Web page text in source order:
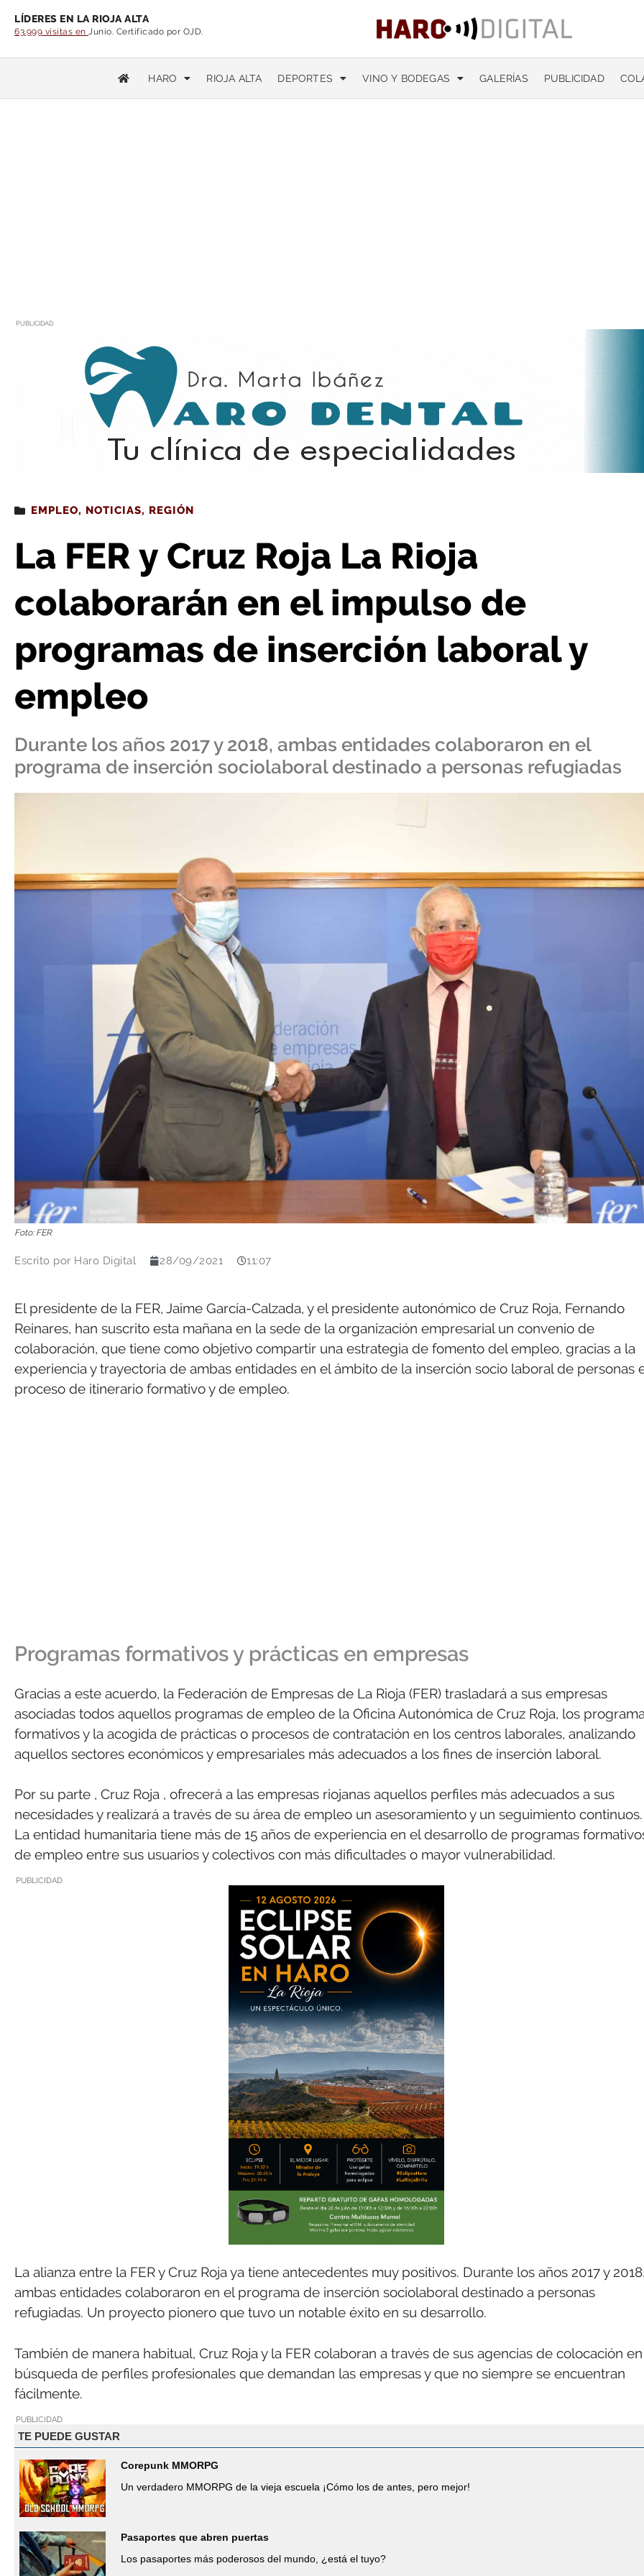
LÍDERES EN LA RIOJA ALTA
63.999 visitas en Junio. Certificado por OJD.
HARO RIOJA ALTA DEPORTES VINO Y BODEGAS GALERÍAS PUBLICIDAD
PUBLICIDAD
Estás leyendo : La FER y Cruz Roja La Rioja colaborarán en el impulso de programas de inserción laboral y empleo
EMPLEO, NOTICIAS, REGIÓN
La FER y Cruz Roja La Rioja
colaborarán en el impulso de
programas de inserción laboral y
empleo
Durante los años 2017 y 2018, ambas entidades colaboraron en el
programa de inserción sociolaboral destinado a personas refugiadas
Foto: FER
Escrito por Haro Digital 28/09/2021 11:07
El presidente de la FER, Jaime García-Calzada, y el presidente autonómico de Cruz Roja, Fernando
Reinares, han suscrito esta mañana en la sede de la organización empresarial un convenio de
colaboración, que tiene como objetivo compartir una estrategia de fomento del empleo, gracias a la
experiencia y trayectoria de ambas entidades en el ámbito de la inserción socio laboral de personas
proceso de itinerario formativo y de empleo.
Programas formativos y prácticas en empresas
Gracias a este acuerdo, la Federación de Empresas de La Rioja (FER) trasladará a sus empresas
asociadas todos aquellos programas de empleo de la Oficina Autonómica de Cruz Roja, los
formativos y la acogida de prácticas o procesos de contratación en los centros laborales, analizando
aquellos sectores económicos y empresariales más adecuados a los fines de inserción laboral.
Por su parte , Cruz Roja , ofrecerá a las empresas riojanas aquellos perfiles más adecuados a sus
necesidades y realizará a través de su área de empleo un asesoramiento y un seguimiento continuos.
La entidad humanitaria tiene más de 15 años de experiencia en el desarrollo de programas
de empleo entre sus usuarios y colectivos con más dificultades o mayor vulnerabilidad.
PUBLICIDAD
La alianza entre la FER y Cruz Roja ya tiene antecedentes muy positivos. Durante los años 2017 y
ambas entidades colaboraron en el programa de inserción sociolaboral destinado a personas
refugiadas. Un proyecto pionero que tuvo un notable éxito en su desarrollo.
También de manera habitual, Cruz Roja y la FER colaboran a través de sus agencias de colocación
búsqueda de perfiles profesionales que demandan las empresas y que no siempre se encuentran
fácilmente.
PUBLICIDAD
TE PUEDE GUSTAR
Corepunk MMORPG
Un verdadero MMORPG de la vieja escuela ¡Cómo los de antes, pero mejor!
Pasaportes que abren puertas
Los pasaportes más poderosos del mundo, ¿está el tuyo?